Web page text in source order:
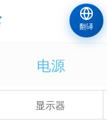
翻译
电源
显示器